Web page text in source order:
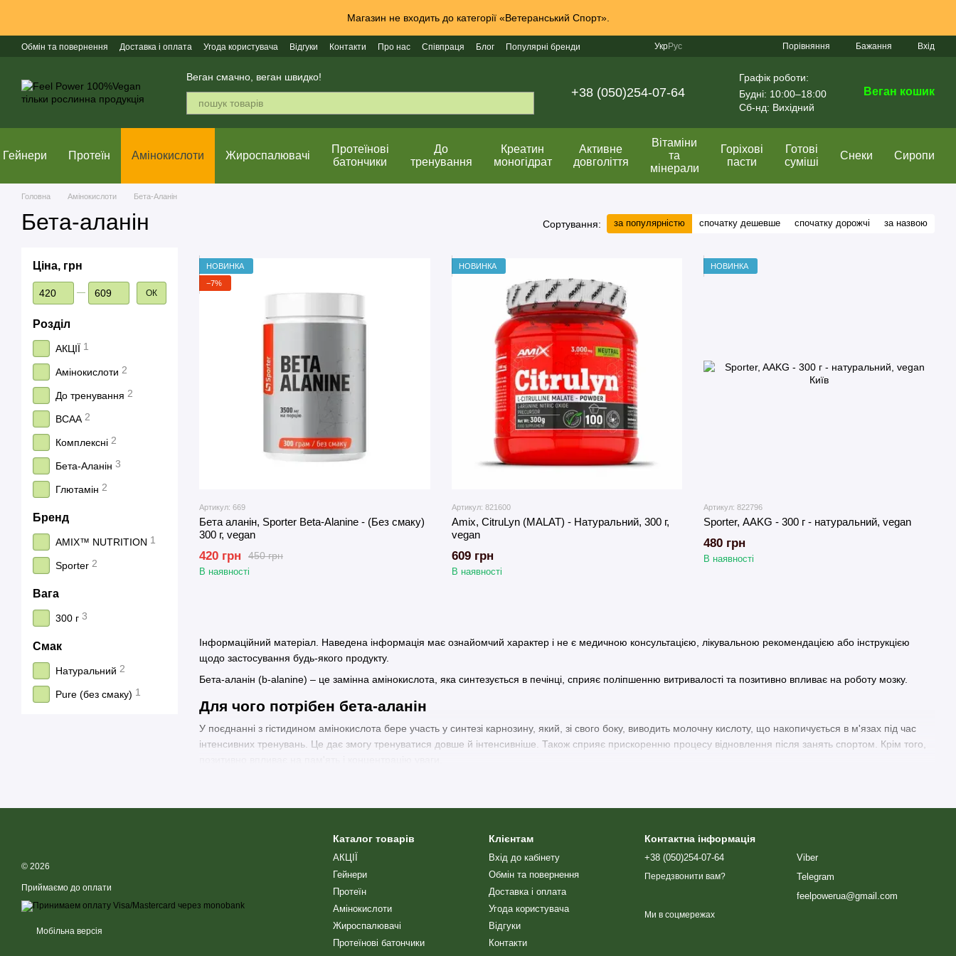
Магазин не входить до категорії «Ветеранський Спорт».
Обмін та повернення Доставка і оплата Угода користувача Відгуки Контакти Про нас Співпраця Блог Популярні бренди УкрРус Порівняння Бажання Вхід
Веган смачно, веган швидко!
+38 (050)254-07-64
Графік роботи:
Будні: 10:00–18:00
Сб-нд: Вихідний
Веган кошик
Гейнери Протеїн Амінокислоти Жироспалювачі
Протеїнові
батончики
До
тренування
Креатин
моногідрат
Активне
довголіття
Вітаміни
та
мінерали
Горіхові
пасти
Готові
суміші
Снеки Сиропи
Головна Амінокислоти Бета-Аланін
Бета-аланін Сортування: за популярністю спочатку дешевше спочатку дорожчі за назвою
Інформаційний матеріал. Наведена інформація має ознайомчий характер і не є медичною консультацією, лікувальною рекомендацією або інструкцією
щодо застосування будь-якого продукту.
Бета-аланін (b-alanine) – це замінна амінокислота, яка синтезується в печінці, сприяє поліпшенню витривалості та позитивно впливає на роботу мозку.
Для чого потрібен бета-аланін
У поєднанні з гістидином амінокислота бере участь у синтезі карнозину, який, зі свого боку, виводить молочну кислоту, що накопичується в м'язах під час
інтенсивних тренувань. Це дає змогу тренуватися довше й інтенсивніше. Також сприяє прискоренню процесу відновлення після занять спортом. Крім того,
Бета аланін амінокислота, яка має позитивний вплив на організм, зокрема вона:
покращує пам'ять і концентрацію;
нормалізує рівень глюкози в крові;
НОВИНКА
−7%
Артикул: 669
Бета аланін, Sporter Beta-Alanine - (Без смаку)
300 г, vegan
450 грн
420 грн
В наявності
НОВИНКА
Артикул: 821600
Amix, CitruLyn (MALAT) - Натуральний, 300 г,
vegan
609 грн
В наявності
НОВИНКА
Артикул: 822796
Sporter, AAKG - 300 г - натуральний, vegan
480 грн
В наявності
Ціна, грн
Від Ціна, грн
До Ціна, грн ОК
Розділ
АКЦІЇ 1
Амінокислоти 2
До тренування 2
BCAA 2
Комплексні 2
Бета-Аланін 3
Глютамін 2
Бренд
AMIX™ NUTRITION 1
Sporter 2
Вага
300 г 3
Смак
Натуральний 2
Pure (без смаку) 1
© 2026
Приймаємо до оплати
Мобільна версія
Каталог товарів
АКЦІЇ
Гейнери
Протеїн
Амінокислоти
Жироспалювачі
Протеїнові батончики
Клієнтам
Вхід до кабінету
Обмін та повернення
Доставка і оплата
Угода користувача
Відгуки
Контакти
Контактна інформація
+38 (050)254-07-64
Передзвонити вам?
Viber
Telegram
feelpowerua@gmail.com
Ми в соцмережах